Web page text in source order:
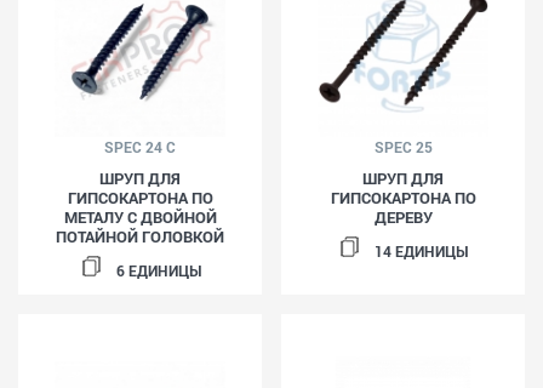
SPEC 24 C
ШРУП ДЛЯ
ГИПСОКАРТОНА ПО
МЕТАЛУ С ДВОЙНОЙ
ПОТАЙНОЙ ГОЛОВКОЙ
6 ЕДИНИЦЫ
SPEC 25
ШРУП ДЛЯ
ГИПСОКАРТОНА ПО
ДЕРЕВУ
14 ЕДИНИЦЫ